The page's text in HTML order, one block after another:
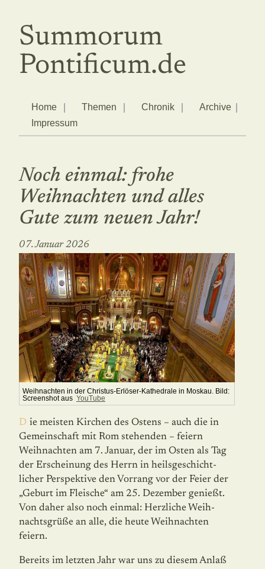
Summorum
Pontificum.de
Home Themen Chronik
Archive
Impressum
Noch einmal: frohe
Weihnachten und alles
Gute zum neuen Jahr!
07. Januar 2026
Weihnachten in der Christus-Erlöser-Kathedrale in Moskau. Bild:
Screenshot aus YouTube
Die meisten Kirchen des Ostens – auch die in
Gemeinschaft mit Rom stehenden – feiern
Weihnachten am 7. Januar, der im Osten als Tag
der Erscheinung des Herrn in heilsgeschicht­
licher Perspektive den Vorrang vor der Feier der
„Geburt im Fleische“ am 25. Dezember genießt.
Von daher also noch einmal: Herzliche Weih­
nachtsgrüße an alle, die heute Weihnachten
feiern.
Bereits im letzten Jahr war uns zu diesem Anlaß